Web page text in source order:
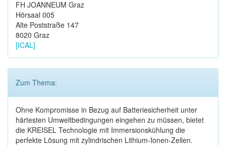
FH JOANNEUM Graz
Hörsaal 005
Alte Poststraße 147
8020 Graz
[ICAL]
Zum Thema:
Ohne Kompromisse in Bezug auf Batteriesicherheit unter
härtesten Umweltbedingungen eingehen zu müssen, bietet
die KREISEL Technologie mit Immersionskühlung die
perfekte Lösung mit zylindrischen Lithium-Ionen-Zellen.